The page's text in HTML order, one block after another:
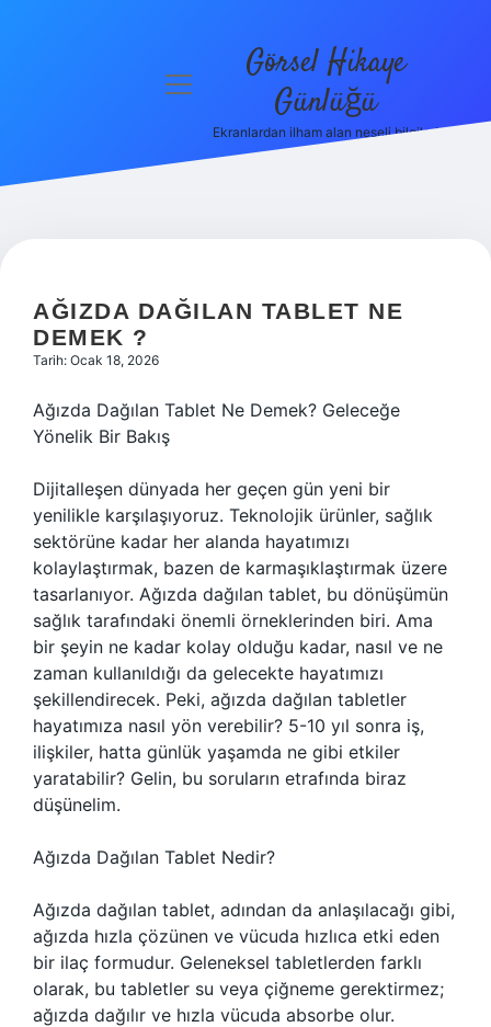
Hakkımızda
menüyü
Görsel Hikaye
Günlüğü
Ekranlardan ilham alan neşeli bilgiler!
AĞIZDA DAĞILAN TABLET NE
DEMEK ?
Tarih: Ocak 18, 2026
Ağızda Dağılan Tablet Ne Demek? Geleceğe
Yönelik Bir Bakış
Dijitalleşen dünyada her geçen gün yeni bir
yenilikle karşılaşıyoruz. Teknolojik ürünler, sağlık
sektörüne kadar her alanda hayatımızı
kolaylaştırmak, bazen de karmaşıklaştırmak üzere
tasarlanıyor. Ağızda dağılan tablet, bu dönüşümün
sağlık tarafındaki önemli örneklerinden biri. Ama
bir şeyin ne kadar kolay olduğu kadar, nasıl ve ne
zaman kullanıldığı da gelecekte hayatımızı
şekillendirecek. Peki, ağızda dağılan tabletler
hayatımıza nasıl yön verebilir? 5-10 yıl sonra iş,
ilişkiler, hatta günlük yaşamda ne gibi etkiler
yaratabilir? Gelin, bu soruların etrafında biraz
düşünelim.
Ağızda Dağılan Tablet Nedir?
Ağızda dağılan tablet, adından da anlaşılacağı gibi,
ağızda hızla çözünen ve vücuda hızlıca etki eden
bir ilaç formudur. Geleneksel tabletlerden farklı
olarak, bu tabletler su veya çiğneme gerektirmez;
ağızda dağılır ve hızla vücuda absorbe olur.